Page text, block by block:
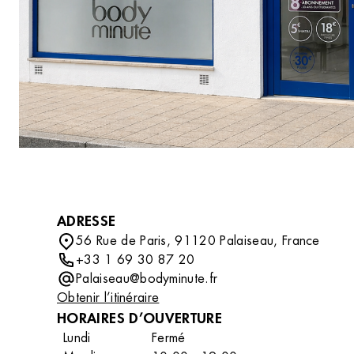
compléter votre routine beauté avec des soins
professionnels tout en découvrant un
accessoire ou un indispensable qui vous
accompagnera au quotidien.
ADRESSE
56 Rue de Paris, 91120 Palaiseau, France
+33 1 69 30 87 20
Palaiseau@bodyminute.fr
Obtenir l’itinéraire
HORAIRES D’OUVERTURE
Lundi
Fermé